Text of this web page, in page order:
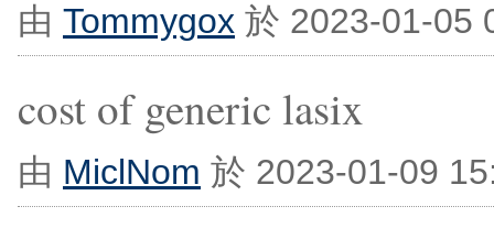
由 Tommygox 於 2023-01-05
cost of generic lasix
由 MiclNom 於 2023-01-09